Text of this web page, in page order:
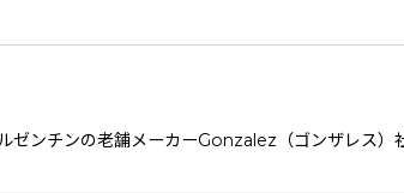
ンチンの老舗メーカーGonzalez（ゴンザレス）